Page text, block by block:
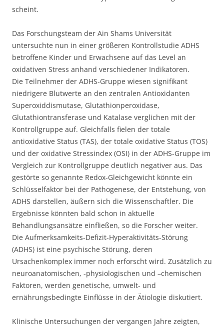
scheint.
Das Forschungsteam der Ain Shams Universität
untersuchte nun in einer größeren Kontrollstudie ADHS
betroffene Kinder und Erwachsene auf das Level an
oxidativen Stress anhand verschiedener Indikatoren.
Die Teilnehmer der ADHS-Gruppe wiesen signifikant
niedrigere Blutwerte an den zentralen Antioxidanten
Superoxiddismutase, Glutathionperoxidase,
Glutathiontransferase und Katalase verglichen mit der
Kontrollgruppe auf. Gleichfalls fielen der totale
antioxidative Status (TAS), der totale oxidative Status (TOS)
und der oxidative Stressindex (OSI) in der ADHS-Gruppe im
Vergleich zur Kontrollgruppe deutlich negativer aus. Das
gestörte so genannte Redox-Gleichgewicht könnte ein
Schlüsselfaktor bei der Pathogenese, der Entstehung, von
ADHS darstellen, äußern sich die Wissenschaftler. Die
Ergebnisse könnten bald schon in aktuelle
Behandlungsansätze einfließen, so die Forscher weiter.
Die Aufmerksamkeits-Defizit-Hyperaktivitäts-Störung
(ADHS) ist eine psychische Störung, deren
Ursachenkomplex immer noch erforscht wird. Zusätzlich zu
neuroanatomischen, -physiologischen und –chemischen
Faktoren, werden genetische, umwelt- und
ernährungsbedingte Einflüsse in der Ätiologie diskutiert.
Klinische Untersuchungen der vergangen Jahre zeigten,